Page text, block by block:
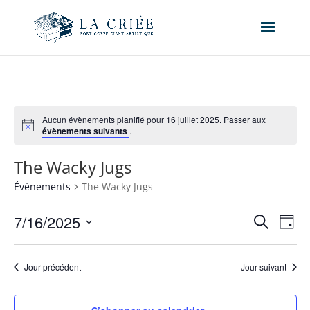
Aucun évènements planifié pour 16 juillet 2025. Passer aux
évènements suivants .
The Wacky Jugs
Évènements The Wacky Jugs
et
de
vues
Recherche
de
Jour
7/16/2025
date.Jour précédent Jour suivant